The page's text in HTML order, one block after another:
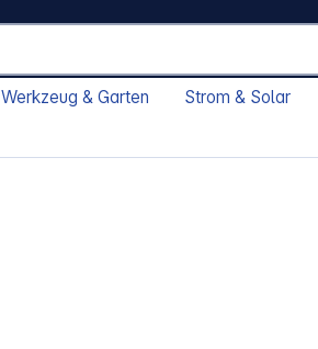
Werkzeug & Garten Strom & Solar